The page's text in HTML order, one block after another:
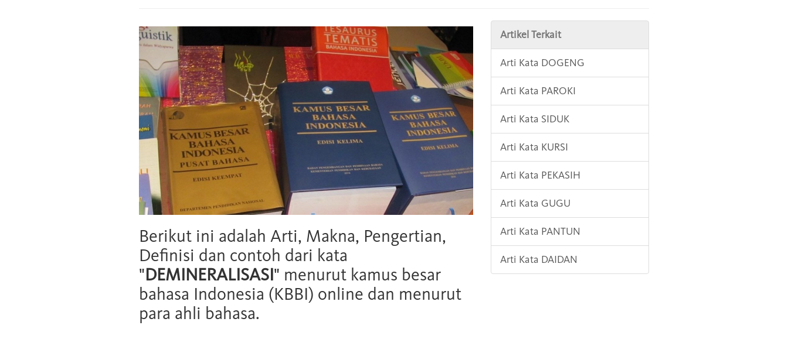
Berikut ini adalah Arti, Makna, Pengertian,
Definisi dan contoh dari kata
"DEMINERALISASI" menurut kamus besar
bahasa Indonesia (KBBI) online dan menurut
para ahli bahasa.
Artikel Terkait
Arti Kata DOGENG
Arti Kata PAROKI
Arti Kata SIDUK
Arti Kata KURSI
Arti Kata PEKASIH
Arti Kata GUGU
Arti Kata PANTUN
Arti Kata DAIDAN